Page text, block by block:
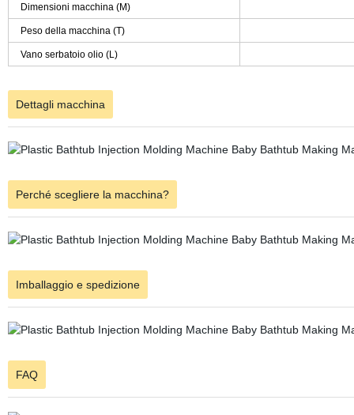
Dimensioni macchina (M)
Peso della macchina (T)
Vano serbatoio olio (L)
Dettagli macchina
Perché scegliere la macchina?
Imballaggio e spedizione
FAQ